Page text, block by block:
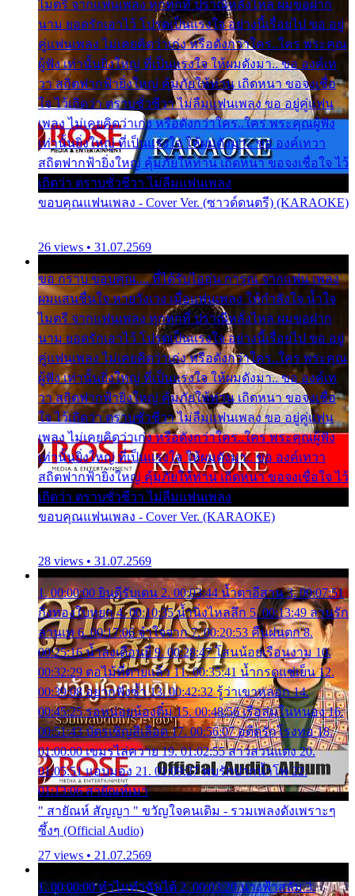
ไมตรี จากแฟนเพลง ทุกทุกที่ ปราณีหลั่งไหล ผมขอฝาก
นาม ยอดรักเอาไว้ โปรดเป็นแรงใจ อย่างนี้เรื่อยไป ขอ อยู่
คู่แฟนเพลง ไม่เคยคิดว่าเก่ง หรือดังกว่าใคร..ใคร พระคุณ
ผู้ฟัง เท่านั้นยิ่งใหญ่ ที่เป็นแรงใจ ให้ผมดังมา.. ขอ องค์เท
วา สถิตฟากฟ้ายิ่งใหญ่ คุ้มภัยให้ท่าน เถิดหนา ขอจงเชื่อ
ใจ ไว้เถิดว่า ตราบชั่วชีวา ไม่ลืมแฟนเพลง ขอ อยู่คู่แฟน
เพลง ไม่เคยคิดว่าเก่ง หรือดังกว่าใคร..ใคร พระคุณผู้ฟัง
เท่านั้นยิ่งใหญ่ ที่เป็นแรงใจ ให้ผมดังมา.. ขอ องค์เทวา
สถิตฟากฟ้ายิ่งใหญ่ คุ้มภัยให้ท่าน เถิดหนา ขอจงเชื่อใจ ไว้
เถิดว่า ตราบชั่วชีวา ไม่ลืมแฟนเพลง
ขอบคุณแฟนเพลง - Cover Ver. (ซาวด์ดนตรี) (KARAOKE)
26 views • 31.07.2569
ขอ กราบ ขอบคุณ.... ที่ได้รับไออุ่น การุณ จากแฟน เพลง
ผมแสนชื่นใจ หายวังเวง เมื่อแฟนเพลง ให้กำลังใจ น้ำใจ
ไมตรี จากแฟนเพลง ทุกทุกที่ ปราณีหลั่งไหล ผมขอฝาก
นาม ยอดรักเอาไว้ โปรดเป็นแรงใจ อย่างนี้เรื่อยไป ขอ อยู่
คู่แฟนเพลง ไม่เคยคิดว่าเก่ง หรือดังกว่าใคร..ใคร พระคุณ
ผู้ฟัง เท่านั้นยิ่งใหญ่ ที่เป็นแรงใจ ให้ผมดังมา.. ขอ องค์เท
วา สถิตฟากฟ้ายิ่งใหญ่ คุ้มภัยให้ท่าน เถิดหนา ขอจงเชื่อ
ใจ ไว้เถิดว่า ตราบชั่วชีวา ไม่ลืมแฟนเพลง ขอ อยู่คู่แฟน
เพลง ไม่เคยคิดว่าเก่ง หรือดังกว่าใคร..ใคร พระคุณผู้ฟัง
เท่านั้นยิ่งใหญ่ ที่เป็นแรงใจ ให้ผมดังมา.. ขอ องค์เทวา
สถิตฟากฟ้ายิ่งใหญ่ คุ้มภัยให้ท่าน เถิดหนา ขอจงเชื่อใจ ไว้
เถิดว่า ตราบชั่วชีวา ไม่ลืมแฟนเพลง
ขอบคุณแฟนเพลง - Cover Ver. (KARAOKE)
28 views • 31.07.2569
1. 00:00:00 ยินดีรับเดน 2. 00:03:44 น้ำตาอีสาน 3. 00:07:51
กิ่งทองใบหยก 4. 00:10:35 น้ำนิ่งไหลลึก 5. 00:13:49 ลานรัก
ลานเท 6. 00:17:06 จำใจจาก 7. 00:20:53 คืนฝนตก 8.
00:25:16 น้ำลงเดือนยี่ 9. 00:28:47 โสนน้อยเรือนงาม 10.
00:32:29 ตอไม้ที่ตายแล้ว 11. 00:35:41 น้ำกรดแช่เย็น 12.
00:39:08 อยากฟังซ้ำ 13. 00:42:32 รู้ว่าเขาหลอก 14.
00:45:25 รอหน่อยน้องติ๋ม 15. 00:48:56 เรือล่มในหนอง 16.
00:51:43 บัตรเชิญสีเลือด 17. 00:56:07 อดีตรักโรงทอ 18.
01:00:00 เขมรไล่ควาย 19. 01:02:55 สาวสวนแตง 20.
01:05:51 แอบมอง 21. 01:09:27 พบรักปากน้ำโพ 22.
01:13:06 สายัณห์เมา
" สายัณห์ สัญญา " ขวัญใจคนเดิม - รวมเพลงดังเพราะๆ
ซึ้งๆ (Official Audio)
27 views • 21.07.2569
1. 00:00:00 ทำไมทำฉันได้ 2. 00:03:20 นางฟ้าสลัม 3.